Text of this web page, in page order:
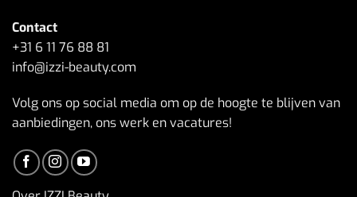
Contact
+31 6 11 76 88 81
info@izzi-beauty.com
Volg ons op social media om op de hoogte te blijven van
aanbiedingen, ons werk en vacatures!